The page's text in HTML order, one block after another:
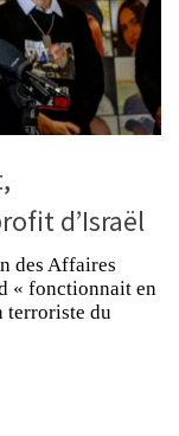
d’Israël
des Affaires
« fonctionnait en
terroriste du